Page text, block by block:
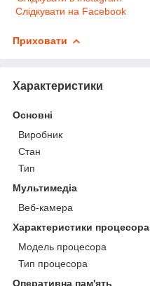
Слідкувати на Facebook
Приховати
Характеристики
Основні
Виробник
Стан
Тип
Мультимедіа
Веб-камера
Характеристики процесора
Модель процесора
Тип процесора
Оперативна пам'ять